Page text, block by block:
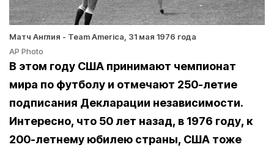
Матч Англия - Team America, 31 мая 1976 года
AP Photo
В этом году США принимают чемпионат
мира по футболу и отмечают 250-летие
подписания Декларации независимости.
Интересно, что 50 лет назад, в 1976 году, к
200-летнему юбилею страны, США тоже